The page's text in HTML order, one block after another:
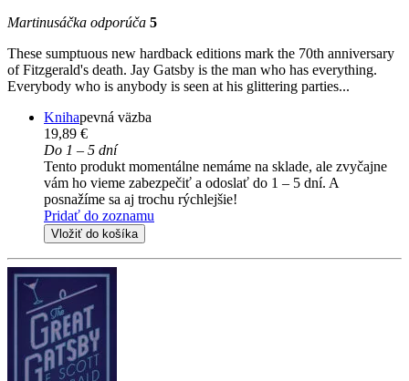
Martinusáčka odporúča 5
These sumptuous new hardback editions mark the 70th anniversary
of Fitzgerald's death. Jay Gatsby is the man who has everything.
Everybody who is anybody is seen at his glittering parties...
Knihapevná väzba
19,89 €
Do 1 – 5 dní
Tento produkt momentálne nemáme na sklade, ale zvyčajne
vám ho vieme zabezpečiť a odoslať do 1 – 5 dní. A
posnažíme sa aj trochu rýchlejšie!
Pridať do zoznamu
Vložiť do košíka